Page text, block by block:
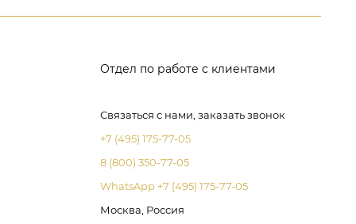
Отдел по работе с клиентами
Связаться с нами, заказать звонок
+7 (495) 175-77-05
8 (800) 350-77-05
WhatsApp +7 (495) 175-77-05
Москва, Россия